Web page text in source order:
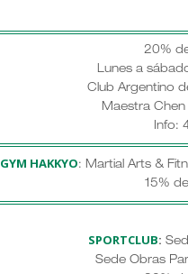
20%
Lunes a
Club Argentino
Maestra
Info:
GYM HAKKYO: Martial Arts &
15%
SPORTCLUB:
Sede Obras